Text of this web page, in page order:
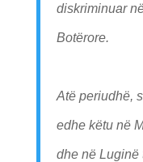
diskriminuar
Botërore.
Atë periudhë,
edhe këtu në
dhe në Luginë